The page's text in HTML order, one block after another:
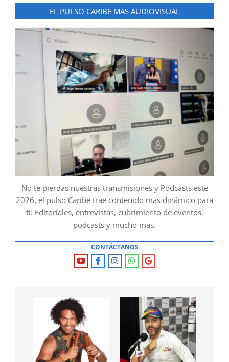
EL PULSO CARIBE MAS AUDIOVISUAL
No te pierdas nuestras transmisiones y Podcasts este
2026, el pulso Caribe trae contenido mas dinámico para
ti: Editoriales, entrevistas, cubrimiento de eventos,
podcasts y mucho mas.
CONTÁCTANOS